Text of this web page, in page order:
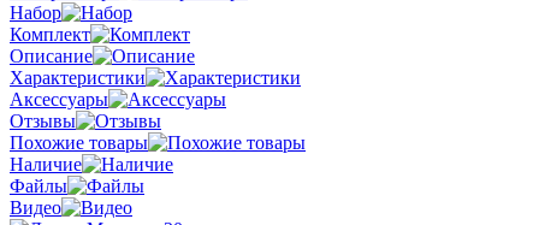
Набор
Комплект
Описание
Характеристики
Аксессуары
Отзывы
Похожие товары
Наличие
Файлы
Видео